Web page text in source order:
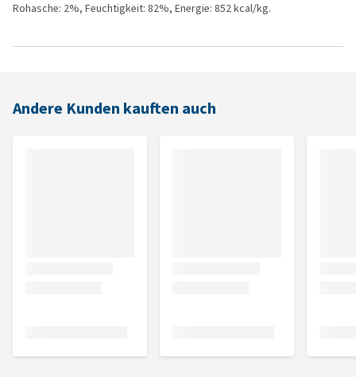
Rohasche: 2%, Feuchtigkeit: 82%, Energie: 852 kcal/kg.
Andere Kunden kauften auch